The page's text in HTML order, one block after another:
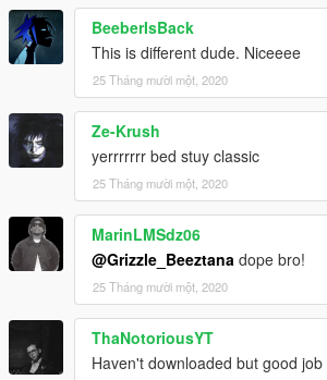
BeeberIsBack
This is different dude. Niceeee
25 Tháng mười một, 2020
Ze-Krush
yerrrrrrr bed stuy classic
25 Tháng mười một, 2020
MarinLMSdz06
@Grizzle_Beeztana dope bro!
25 Tháng mười một, 2020
ThaNotoriousYT
Haven't downloaded but good